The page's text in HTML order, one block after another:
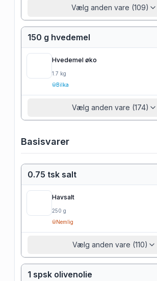
Vælg anden vare (109)
150 g hvedemel
Hvedemel øko
1.7 kg
Bilka
Vælg anden vare (174)
Basisvarer
0.75 tsk salt
Havsalt
250 g
Nemlig
Vælg anden vare (110)
1 spsk olivenolie